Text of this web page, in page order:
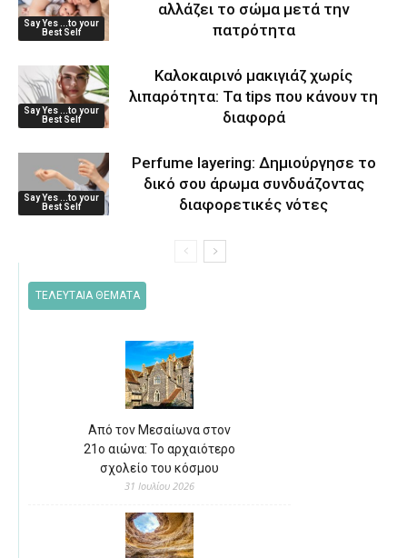
Say Yes ...to your
Best Self
αλλάζει το σώμα μετά την
πατρότητα
Say Yes ...to your
Best Self
Καλοκαιρινό μακιγιάζ χωρίς
λιπαρότητα: Τα tips που κάνουν τη
διαφορά
Say Yes ...to your
Best Self
Perfume layering: Δημιούργησε το
δικό σου άρωμα συνδυάζοντας
διαφορετικές νότες
ΤΕΛΕΥΤΑΙΑ ΘΕΜΑΤΑ
Από τον Μεσαίωνα στον
21ο αιώνα: Το αρχαιότερο
σχολείο του κόσμου
31 Ιουλίου 2026